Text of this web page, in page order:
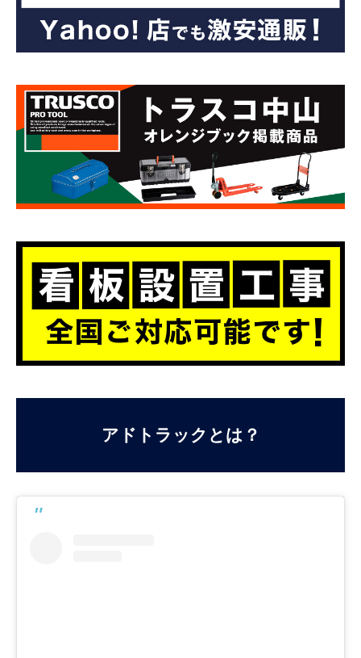
アドトラックとは？